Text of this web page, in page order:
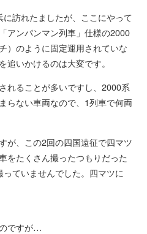
訪れたましたが、ここにやって
アンパンマン列車」仕様の2000
）のように固定運用されていな
いかけるのは大変です。
れることが多いですし、2000系
らない車両なので、1列車で何両
が、この2回の四国遠征で四マツ
をたくさん撮ったつもりだった
ていませんでした。四マツに
ですが…